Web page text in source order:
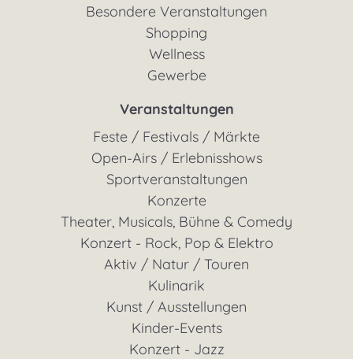
Besondere Veranstaltungen
Shopping
Wellness
Gewerbe
Veranstaltungen
Feste / Festivals / Märkte
Open-Airs / Erlebnisshows
Sportveranstaltungen
Konzerte
Theater, Musicals, Bühne & Comedy
Konzert - Rock, Pop & Elektro
Aktiv / Natur / Touren
Kulinarik
Kunst / Ausstellungen
Kinder-Events
Konzert - Jazz